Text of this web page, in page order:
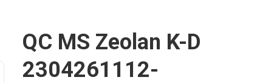
QC MS Zeolan K-D
2304261112-